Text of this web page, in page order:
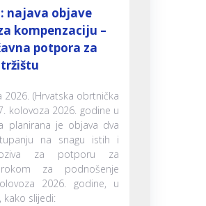
najava objave
kompenzaciju –
potpora za
2026. (Hrvatska obrtnička
kolovoza 2026. godine u
planirana je objava dva
na snagu istih i
za potporu za
za podnošenje
2026. godine, u
slijedi: